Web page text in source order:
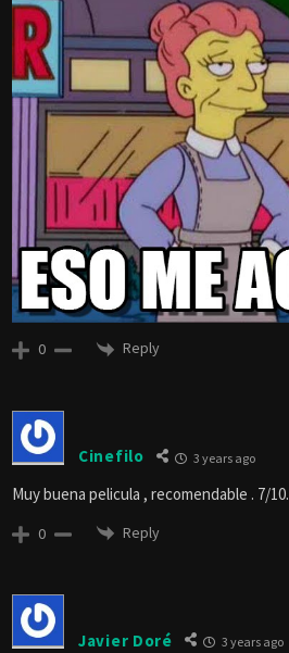
0 Reply
Cinefilo 3 years ago
Muy buena pelicula , recomendable . 7/10.
0 Reply
Javier Doré 3 years ago